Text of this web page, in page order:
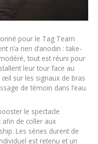
pour le Tag Team
n’a rien d’anodin : take-
tout est réuni pour
leur tour face au
sur les signaux de bras
de témoin dans l’eau.
le spectacle
de coller aux
Les séries durent de
est retenu et un